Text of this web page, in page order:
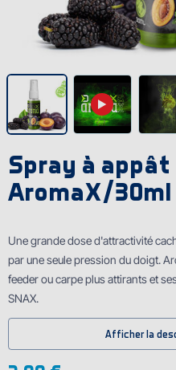
Spray à appât
AromaX/30ml
Une grande dose d'attractivité
par une seule pression du doigt.
feeder ou carpe plus attirants et
SNAX.
Ce spray créé un effet d'un
poissons à grande distance,
Afficher la